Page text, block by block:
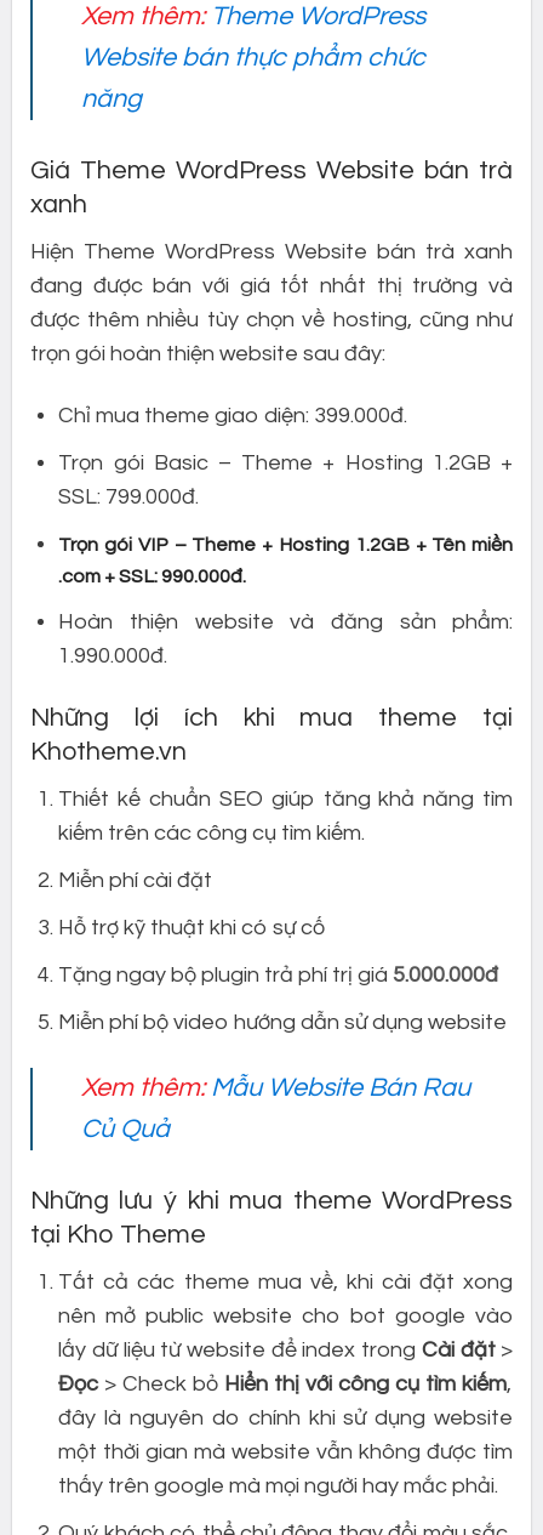
Xem thêm: Theme WordPress
Website bán thực phẩm chức
năng
Giá Theme WordPress Website bán trà
xanh
Hiện Theme WordPress Website bán trà xanh
đang được bán với giá tốt nhất thị trường và
được thêm nhiều tùy chọn về hosting, cũng như
trọn gói hoàn thiện website sau đây:
Chỉ mua theme giao diện: 399.000đ.
Trọn gói Basic – Theme + Hosting 1.2GB +
SSL: 799.000đ.
Trọn gói VIP – Theme + Hosting 1.2GB + Tên miền
.com + SSL: 990.000đ.
Hoàn thiện website và đăng sản phẩm:
1.990.000đ.
Những lợi ích khi mua theme tại
Khotheme.vn
Thiết kế chuẩn SEO giúp tăng khả năng tìm
kiếm trên các công cụ tìm kiếm.
Miễn phí cài đặt
Hỗ trợ kỹ thuật khi có sự cố
Tặng ngay bộ plugin trả phí trị giá 5.000.000đ
Miễn phí bộ video hướng dẫn sử dụng website
Xem thêm: Mẫu Website Bán Rau
Củ Quả
Những lưu ý khi mua theme WordPress
tại Kho Theme
Tất cả các theme mua về, khi cài đặt xong
nên mở public website cho bot google vào
lấy dữ liệu từ website để index trong Cài đặt>
Đọc> Check bỏ Hiển thị với công cụ tìm kiếm,
đây là nguyên do chính khi sử dụng website
một thời gian mà website vẫn không được tìm
thấy trên google mà mọi người hay mắc phải.